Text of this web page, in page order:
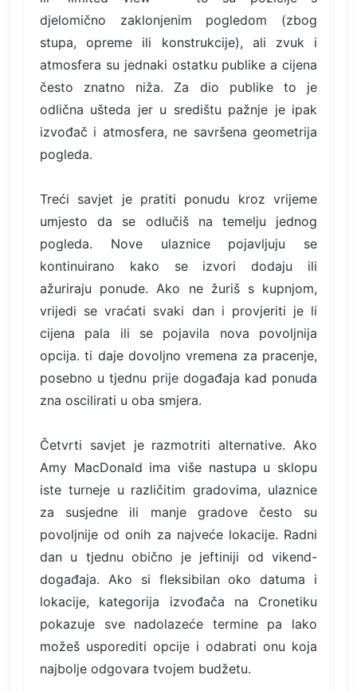
djelomično zaklonjenim pogledom (zbog
stupa, opreme ili konstrukcije), ali zvuk i
atmosfera su jednaki ostatku publike a cijena
često znatno niža. Za dio publike to je
odlična ušteda jer u središtu pažnje je ipak
izvođač i atmosfera, ne savršena geometrija
pogleda.
Treći savjet je pratiti ponudu kroz vrijeme
umjesto da se odlučiš na temelju jednog
pogleda. Nove ulaznice pojavljuju se
kontinuirano kako se izvori dodaju ili
ažuriraju ponude. Ako ne žuriš s kupnjom,
vrijedi se vraćati svaki dan i provjeriti je li
cijena pala ili se pojavila nova povoljnija
opcija. ti daje dovoljno vremena za pracenje,
posebno u tjednu prije događaja kad ponuda
zna oscilirati u oba smjera.
Četvrti savjet je razmotriti alternative. Ako
Amy MacDonald ima više nastupa u sklopu
iste turneje u različitim gradovima, ulaznice
za susjedne ili manje gradove često su
povoljnije od onih za najveće lokacije. Radni
dan u tjednu obično je jeftiniji od vikend-
događaja. Ako si fleksibilan oko datuma i
lokacije, kategorija izvođača na Cronetiku
pokazuje sve nadolazeće termine pa lako
možeš usporediti opcije i odabrati onu koja
najbolje odgovara tvojem budžetu.